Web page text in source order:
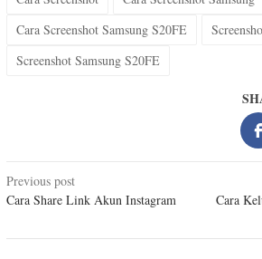
Cara Screenshot Samsung S20FE
Screenshot Samsung S20FE
Post
navigation
Previous post
Cara Share Link Akun Instagram
Cara